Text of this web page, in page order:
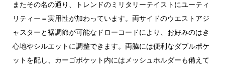
またその名の通り、トレンドのミリタリーテイストにユーティ
リティー＝実用性が加わっています。両サイドのウエストアジ
ャスターと裾調節が可能なドローコードにより、お好みのはき
心地やシルエットに調整できます。両脇には便利なダブルポケ
ットを配し、カーゴポケット内にはメッシュホルダーも備えて